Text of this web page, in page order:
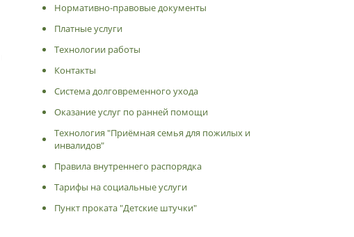
Нормативно-правовые документы
Платные услуги
Технологии работы
Контакты
Система долговременного ухода
Оказание услуг по ранней помощи
Технология "Приёмная семья для пожилых и
инвалидов"
Правила внутреннего распорядка
Тарифы на социальные услуги
Пункт проката "Детские штучки"